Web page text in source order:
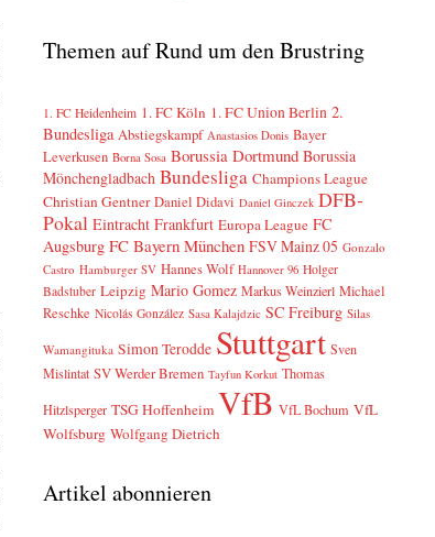
Themen auf Rund um den Brustring
1. FC Heidenheim 1. FC Köln 1. FC Union Berlin 2.
Bundesliga Abstiegskampf Anastasios Donis Bayer
Leverkusen Borna Sosa Borussia Dortmund Borussia
Mönchengladbach Bundesliga Champions League
Christian Gentner Daniel Didavi Daniel Ginczek DFB-
Pokal Eintracht Frankfurt Europa League FC
Augsburg FC Bayern München FSV Mainz 05 Gonzalo
Castro Hamburger SV Hannes Wolf Hannover 96 Holger
Badstuber Leipzig Mario Gomez Markus Weinzierl Michael
Reschke Nicolás González Sasa Kalajdzic SC Freiburg Silas
Wamangituka Simon Terodde Stuttgart Sven
Mislintat SV Werder Bremen Tayfun Korkut Thomas
Hitzlsperger TSG Hoffenheim VfB VfL Bochum VfL
Wolfsburg Wolfgang Dietrich
Artikel abonnieren